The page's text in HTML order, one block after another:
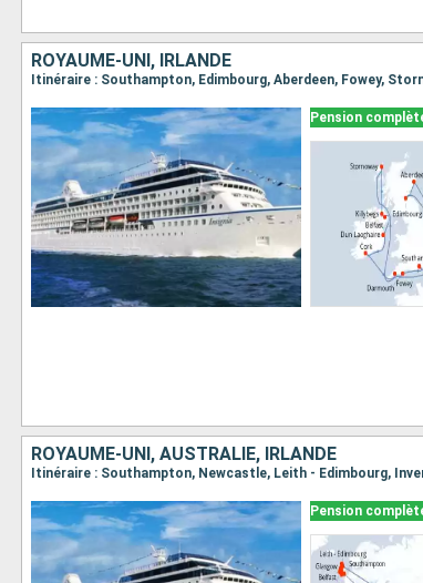
ROYAUME-UNI, IRLANDE
Pension
ROYAUME-UNI, AUSTRALIE, IRLANDE
Pension